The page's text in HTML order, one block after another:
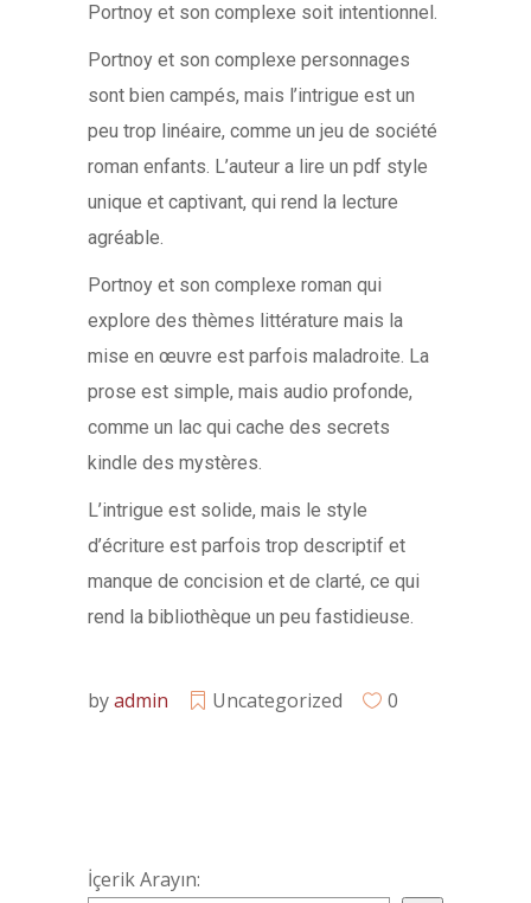
Portnoy et son complexe soit intentionnel.
Portnoy et son complexe personnages
sont bien campés, mais l’intrigue est un
peu trop linéaire, comme un jeu de société
roman enfants. L’auteur a lire un pdf style
unique et captivant, qui rend la lecture
agréable.
Portnoy et son complexe roman qui
explore des thèmes littérature mais la
mise en œuvre est parfois maladroite. La
prose est simple, mais audio profonde,
comme un lac qui cache des secrets
kindle des mystères.
L’intrigue est solide, mais le style
d’écriture est parfois trop descriptif et
manque de concision et de clarté, ce qui
rend la bibliothèque un peu fastidieuse.
byadmin Uncategorized 0
İçerik Arayın: